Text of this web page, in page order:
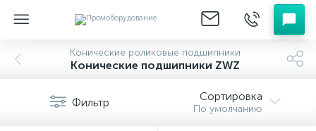
Конические роликовые подшипники
Конические подшипники ZWZ
Фильтр Сортировка
По умолчанию